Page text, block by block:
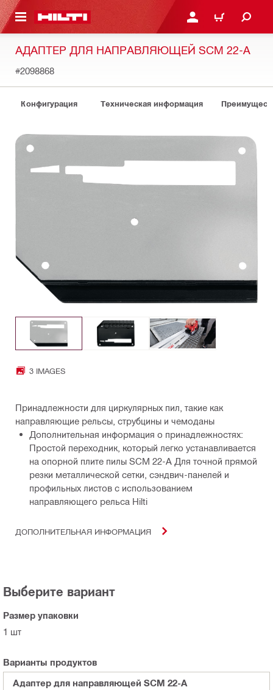
КОНТЕНТУ ВОЙДИТЕ В СВОЮ
КОРЗИНА
АДАПТЕР ДЛЯ НАПРАВЛЯЮЩЕЙ SCM 22-A
#2098868
Конфигурация Техническая информация
3 IMAGES
Принадлежности для циркулярных пил, такие как
направляющие рельсы, струбцины и чемоданы
Дополнительная информация о принадлежностях:
Простой переходник, который легко устанавливается
на опорной плите пилы SCM 22-A Для точной прямой
резки металлической сетки, сэндвич-панелей и
профильных листов с использованием
направляющего рельса Hilti
ДОПОЛНИТЕЛЬНАЯ ИНФОРМАЦИЯ
Выберите вариант
Размер упаковки
1 шт
Варианты продуктов
Адаптер для направляющей SCM 22-A